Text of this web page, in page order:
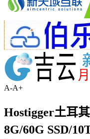
A-A+
Hostigger土耳
8G/60G SSD/